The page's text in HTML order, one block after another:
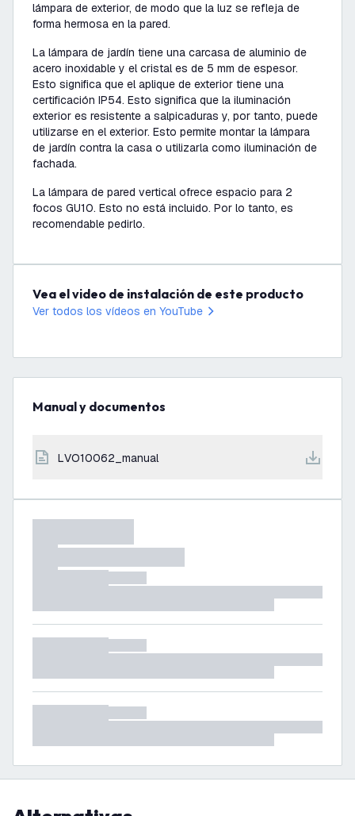
lámpara de exterior, de modo que la luz se refleja de
forma hermosa en la pared.
La lámpara de jardín tiene una carcasa de aluminio de
acero inoxidable y el cristal es de 5 mm de espesor.
Esto significa que el aplique de exterior tiene una
certificación IP54. Esto significa que la iluminación
exterior es resistente a salpicaduras y, por tanto, puede
utilizarse en el exterior. Esto permite montar la lámpara
de jardín contra la casa o utilizarla como iluminación de
fachada.
La lámpara de pared vertical ofrece espacio para 2
focos GU10. Esto no está incluido. Por lo tanto, es
recomendable pedirlo.
Vea el video de instalación de este producto
Ver todos los vídeos en YouTube
Manual y documentos
LVO10062_manual